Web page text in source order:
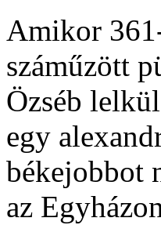
Amikor
száműzött
Özséb
egy
békejobbot
az